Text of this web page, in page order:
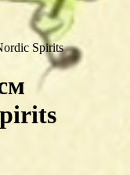
Spirits